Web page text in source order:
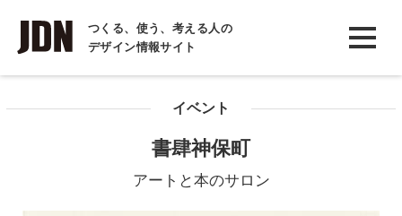
つくる、使う、考える人の
デザイン情報サイト
INTERVIEW
インタビュー
COLUMN
イベント
書肆神保町
アートと本のサロン